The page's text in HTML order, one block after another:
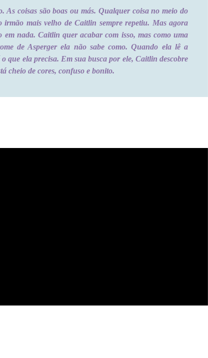
coisas são boas ou más. Qualquer coisa no meio do
mais velho de Caitlin sempre repetiu. Mas agora
nada. Caitlin quer acabar com isso, mas como uma
de Asperger ela não sabe como. Quando ela lê a
que ela precisa. Em sua busca por ele, Caitlin descobre
cheio de cores, confuso e bonito.